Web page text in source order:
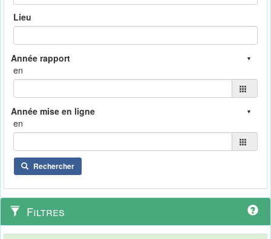
Lieu
en
en
Rechercher
Filtres